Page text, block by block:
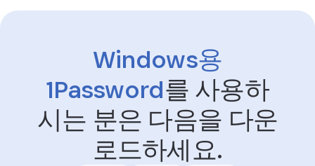
Windows용
1Password를 사용하
시는 분은 다음을 다운
로드하세요.